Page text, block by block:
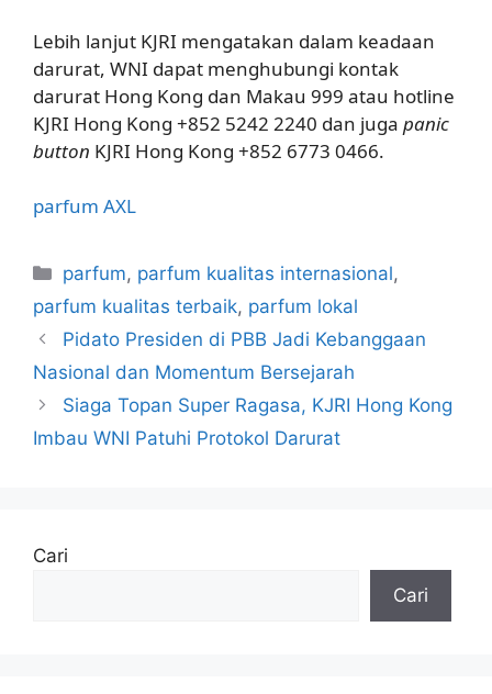
Lebih lanjut KJRI mengatakan dalam keadaan
darurat, WNI dapat menghubungi kontak
darurat Hong Kong dan Makau 999 atau hotline
KJRI Hong Kong ‪+852 5242 2240 dan juga panic
button KJRI Hong Kong +852 6773 0466.
parfum AXL
Kategori
parfum, parfum kualitas internasional,
parfum kualitas terbaik, parfum lokal
Pidato Presiden di PBB Jadi Kebanggaan
Nasional dan Momentum Bersejarah
Siaga Topan Super Ragasa, KJRI Hong Kong
Imbau WNI Patuhi Protokol Darurat
Cari
Cari